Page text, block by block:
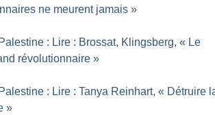
ne meurent jamais »
: Lire : Brossat, Klingsberg, « Le
révolutionnaire »
: Lire : Tanya Reinhart, « Détruire
»